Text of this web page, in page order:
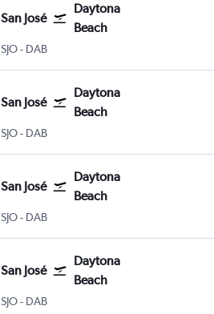
San José
Daytona
Beach
SJO- DAB
San José
Daytona
Beach
SJO- DAB
San José
Daytona
Beach
SJO- DAB
San José
Daytona
Beach
SJO- DAB